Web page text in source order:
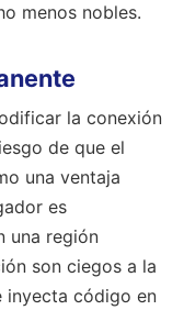
menos nobles.
la conexión
de que el
una ventaja
es
una región
son ciegos a la
inyecta código en